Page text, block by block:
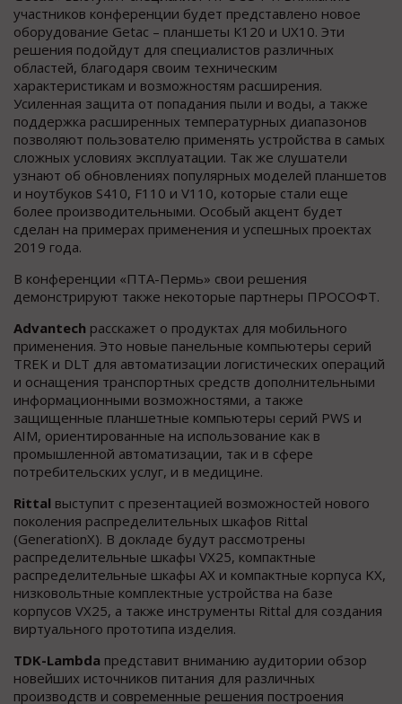
участников конференции будет представлено новое
оборудование Getac – планшеты К120 и UX10. Эти
решения подойдут для специалистов различных
областей, благодаря своим техническим
характеристикам и возможностям расширения.
Усиленная защита от попадания пыли и воды, а также
поддержка расширенных температурных диапазонов
позволяют пользователю применять устройства в самых
сложных условиях эксплуатации. Так же слушатели
узнают об обновлениях популярных моделей планшетов
и ноутбуков S410, F110 и V110, которые стали еще
более производительными. Особый акцент будет
сделан на примерах применения и успешных проектах
2019 года.
В конференции «ПТА-Пермь» свои решения
демонстрируют также некоторые партнеры ПРОСОФТ.
Advantech расскажет о продуктах для мобильного
применения. Это новые панельные компьютеры серий
TREK и DLT для автоматизации логистических операций
и оснащения транспортных средств дополнительными
информационными возможностями, а также
защищенные планшетные компьютеры серий PWS и
AIM, ориентированные на использование как в
промышленной автоматизации, так и в сфере
потребительских услуг, и в медицине.
Rittal выступит с презентацией возможностей нового
поколения распределительных шкафов Rittal
(GenerationX). В докладе будут рассмотрены
распределительные шкафы VX25, компактные
распределительные шкафы AX и компактные корпуса KX,
низковольтные комплектные устройства на базе
корпусов VX25, а также инструменты Rittal для создания
виртуального прототипа изделия.
TDK-Lambda представит вниманию аудитории обзор
новейших источников питания для различных
производств и современные решения построения